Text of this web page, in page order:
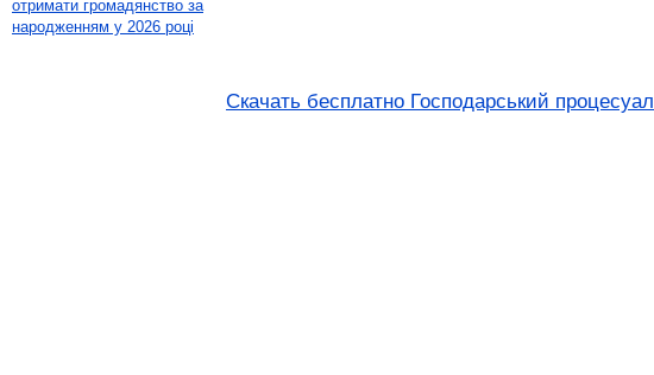
Скачать бесплатно Господарський
отримати громадянство за
народженням у 2026 році